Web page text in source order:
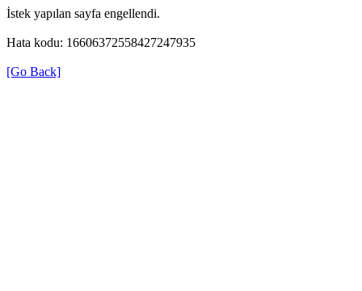
İstek yapılan sayfa engellendi.
Hata kodu: 16606372558427247935
[Go Back]